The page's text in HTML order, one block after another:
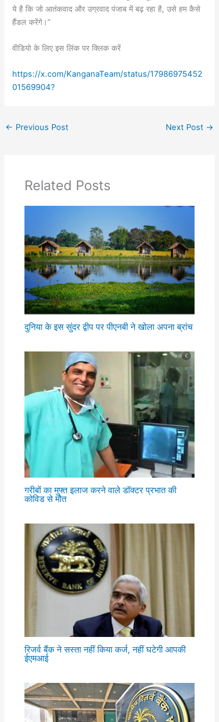
ये है कि जो आतंकवाद और उग्रवाद पंजाब में बढ़ रहा है, उसे हम कैसे
हैंडल करेंगे।”
वीडियो के लिए इस लिंक पर क्लिक करें
https://x.com/KanganaTeam/status/17986975452
01569904?
← Previous Post Next Post →
Related Posts
दुनिया के इस सुंदर द्वीप पर पीएनबी ने खोला अपना ब्रांच
गरीबों का मुफ्त इलाज करने वाले डॉक्टर प्रभात की
कोविड से मौत
रिजर्व बैंक ने सस्ता नहीं किया कर्ज, नहीं घटेगी आपकी
ईएमआई